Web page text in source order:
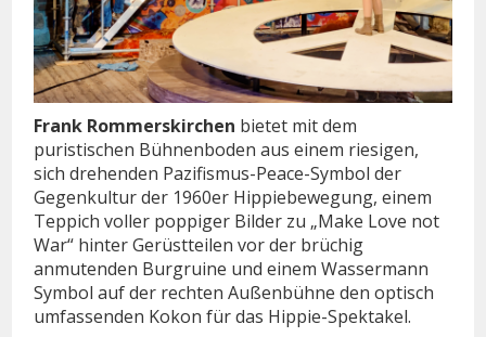
Frank Rommerskirchen bietet mit dem
puristischen Bühnenboden aus einem riesigen,
sich drehenden Pazifismus-Peace-Symbol der
Gegenkultur der 1960er Hippiebewegung, einem
Teppich voller poppiger Bilder zu „Make Love not
War“ hinter Gerüstteilen vor der brüchig
anmutenden Burgruine und einem Wassermann
Symbol auf der rechten Außenbühne den optisch
umfassenden Kokon für das Hippie-Spektakel.